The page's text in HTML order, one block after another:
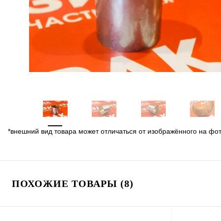
*внешний вид товара может отличаться от изображённого на
ПОХОЖИЕ ТОВАРЫ (8)